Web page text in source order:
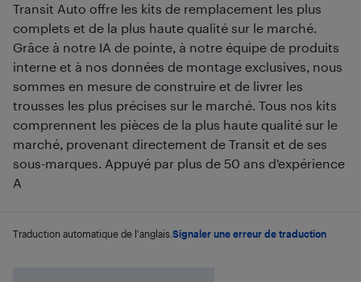
Transit Auto offre les kits de remplacement les plus
complets et de la plus haute qualité sur le marché.
Grâce à notre IA de pointe, à notre équipe de produits
interne et à nos données de montage exclusives, nous
sommes en mesure de construire et de livrer les
trousses les plus précises sur le marché. Tous nos kits
comprennent les pièces de la plus haute qualité sur le
marché, provenant directement de Transit et de ses
sous-marques. Appuyé par plus de 50 ans d'expérience
A
Traduction automatique de l'anglais. Signaler une erreur de traduction